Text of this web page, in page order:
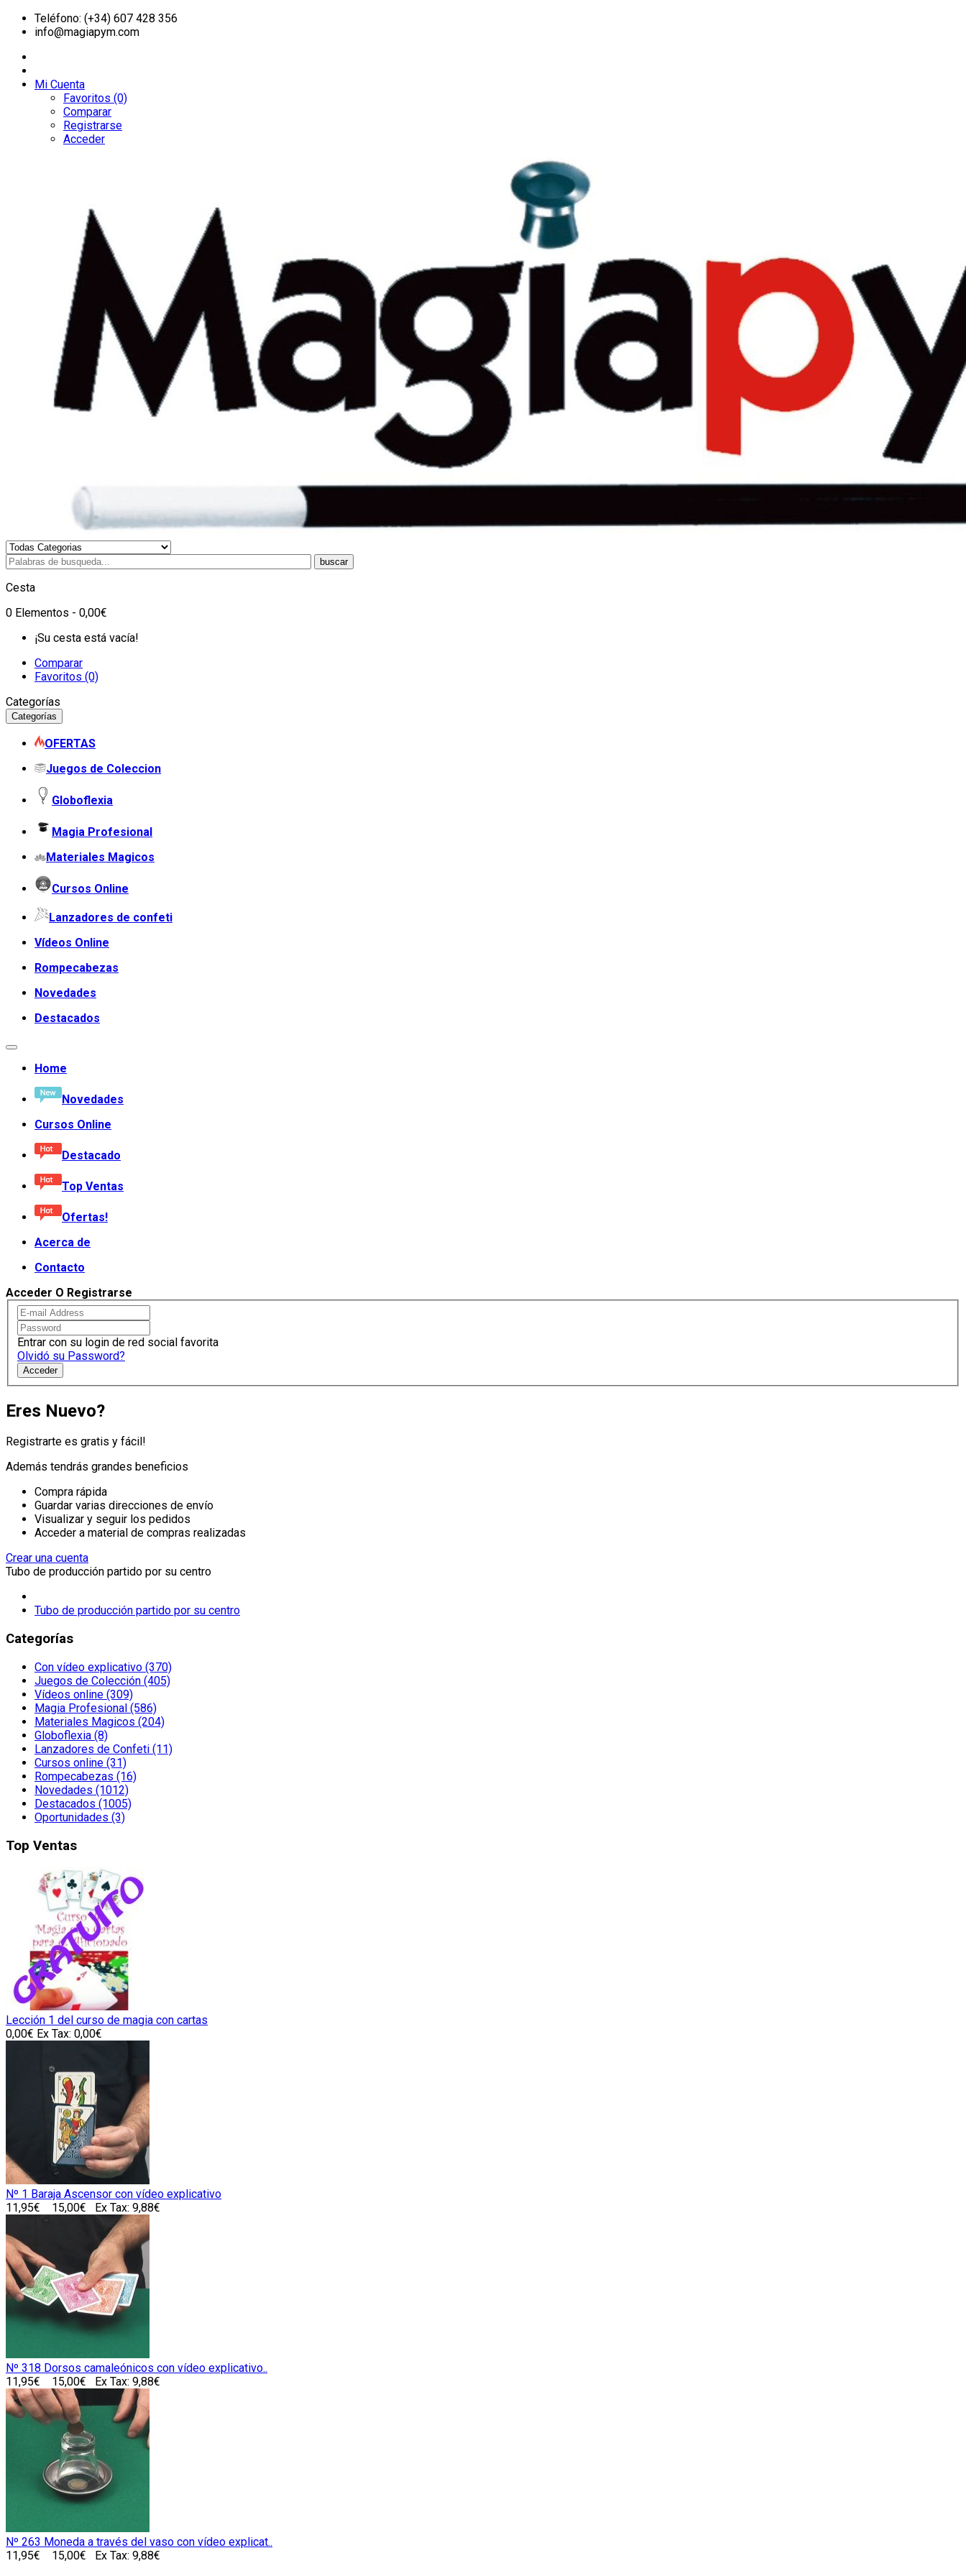
Teléfono: (+34) 607 428 356
info@magiapym.com
Mi Cuenta
Favoritos (0)
Comparar
Registrarse
Acceder
buscar
Cesta
0 Elementos - 0,00€
¡Su cesta está vacía!
Comparar
Favoritos (0)
Categorías
Categorías
OFERTAS
Juegos de Coleccion
Globoflexia
Magia Profesional
Materiales Magicos
Cursos Online
Lanzadores de confeti
Vídeos Online
Rompecabezas
Novedades
Destacados
Home
Novedades
Cursos Online
Destacado
Top Ventas
Ofertas!
Acerca de
Contacto
Acceder O Registrarse
Entrar con su login de red social favorita
Olvidó su Password?
Acceder
Eres Nuevo?
Registrarte es gratis y fácil!
Además tendrás grandes beneficios
Compra rápida
Guardar varias direcciones de envío
Visualizar y seguir los pedidos
Acceder a material de compras realizadas
Crear una cuenta
Tubo de producción partido por su centro
Tubo de producción partido por su centro
Categorías
Con vídeo explicativo (370)
Juegos de Colección (405)
Vídeos online (309)
Magia Profesional (586)
Materiales Magicos (204)
Globoflexia (8)
Lanzadores de Confeti (11)
Cursos online (31)
Rompecabezas (16)
Novedades (1012)
Destacados (1005)
Oportunidades (3)
Top Ventas
Lección 1 del curso de magia con cartas
0,00€ Ex Tax: 0,00€
Nº 1 Baraja Ascensor con vídeo explicativo
11,95€
15,00€ Ex Tax: 9,88€
Nº 318 Dorsos camaleónicos con vídeo explicativo..
11,95€
15,00€ Ex Tax: 9,88€
Nº 263 Moneda a través del vaso con vídeo explicat..
11,95€
15,00€ Ex Tax: 9,88€